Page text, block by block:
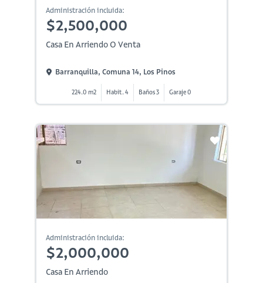
Administración incluida:
$2,500,000
Casa En Arriendo O Venta
Barranquilla, Comuna 14, Los Pinos
224.0 m2 Habit. 4 Baños 3 Garaje 0
Administración incluida:
$2,000,000
Casa En Arriendo